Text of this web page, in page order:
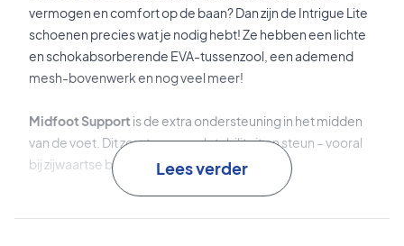
vermogen en comfort op de baan? Dan zijn de Intrigue Lite
schoenen precies wat je nodig hebt! Ze hebben een lichte
en schokabsorberende EVA-tussenzool, een ademend
mesh-bovenwerk en nog veel meer!
Midfoot Support is de extra ondersteuning in het midden
van de voet. Dit zorgt voor veel stabiliteit en steun – vooral
bij zijwaartse bewegingen.Lees verder